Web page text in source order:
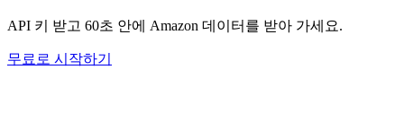
API 키 받고 60초 안에 Amazon 데이터를 받아 가세요.
무료로 시작하기